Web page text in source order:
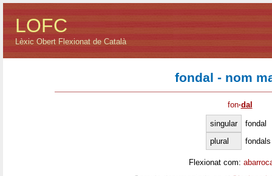
LOFC
Lèxic Obert Flexionat de Català
fondal - nom
fon·dal
singular
fondal
plural
fondals
Flexionat com: